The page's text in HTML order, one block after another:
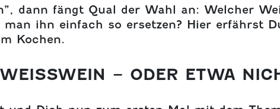
dann fängt Qual der Wahl an: Welcher
ihn einfach so ersetzen? Hier erfährst
Kochen.
– ODER ETWA